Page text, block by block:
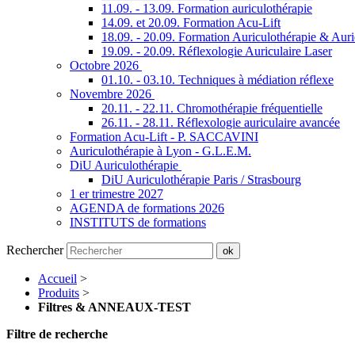
11.09. - 13.09. Formation auriculothérapie
14.09. et 20.09. Formation Acu-Lift
18.09. - 20.09. Formation Auriculothérapie &
19.09. - 20.09. Réflexologie Auriculaire Laser
Octobre 2026
01.10. - 03.10. Techniques à médiation réflexe
Novembre 2026
20.11. - 22.11. Chromothérapie fréquentielle
26.11. - 28.11. Réflexologie auriculaire avancée
Formation Acu-Lift - P. SACCAVINI
Auriculothérapie à Lyon - G.L.E.M.
DiU Auriculothérapie
DiU Auriculothérapie Paris / Strasbourg
1 er trimestre 2027
AGENDA de formations 2026
INSTITUTS de formations
Rechercher ok
Accueil >
Produits >
Filtres & ANNEAUX-TEST
Filtre de recherche